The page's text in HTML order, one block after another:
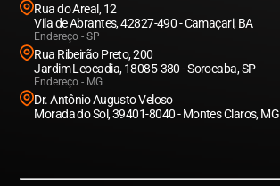
Rua do Areal, 12
Vila de Abrantes, 42827-490 - Camaçari, BA
Endereço - SP
Rua Ribeirão Preto, 200
Jardim Leocadia, 18085-380 - Sorocaba, SP
Endereço - MG
Dr. Antônio Augusto Veloso
Morada do Sol, 39401-8040 - Montes Claros, MG